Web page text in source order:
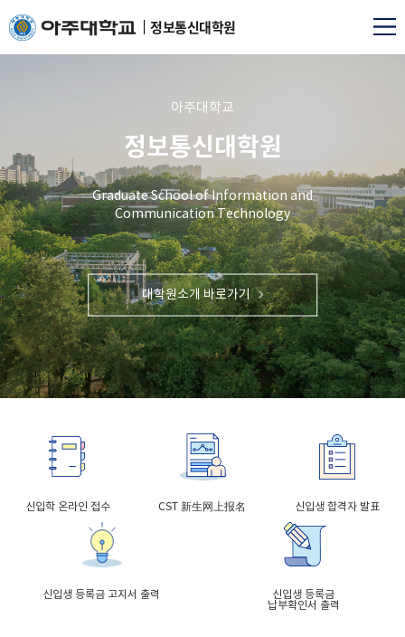
정보통신대학원
아주대학교
정보통신대학원
Graduate School of Information and
Communication Technology
대학원소개 바로가기
신입학 온라인 접수 CST 新生网上报名 신입생 합격자 발표
신입생 등록금 고지서 출력
신입생 등록금
납부확인서 출력